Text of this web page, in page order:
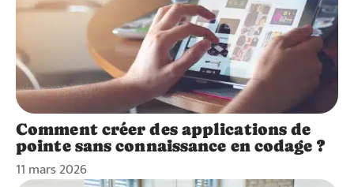
Comment créer des applications de
pointe sans connaissance en codage ?
11 mars 2026